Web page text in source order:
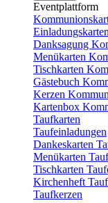
Eventplattform
Danksagung
Menükarten
Tischkarten
Gästebuch
Kerzen
Kartenbox
Taufkarten
Taufeinladungen
Dankeskarten
Menükarten
Tischkarten
Kirchenheft
Taufkerzen